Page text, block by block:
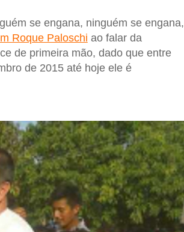
se engana, ninguém se engana,
Roque Paloschi ao falar da
de primeira mão, dado que entre
de 2015 até hoje ele é